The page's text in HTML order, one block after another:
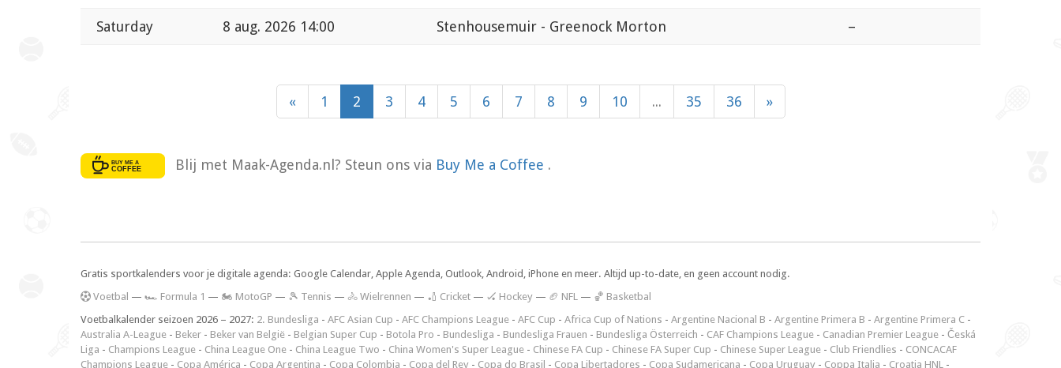
Saturday 8 aug. 2026 14:00 Stenhousemuir - Greenock Morton –
« 1 2 3 4 5 6 7 8 9 10 ... 35 36 »
Blij met Maak-Agenda.nl? Steun ons via Buy Me a Coffee .
Gratis sportkalenders voor je digitale agenda: Google Calendar, Apple Agenda, Outlook, Android, iPhone en meer. Altijd up-to-date, en geen account nodig.
Voetbal — 🏎️ Formula 1 — 🏍 MotoGP — 🎾 Tennis — 🚴 Wielrennen — 🏏 Cricket — 🏑 Hockey — 🏈 NFL — 🏀 Basketbal
Voetbalkalender seizoen 2026 – 2027: 2. Bundesliga - AFC Asian Cup - AFC Champions League - AFC Cup - Africa Cup of Nations - Argentine Nacional B - Argentine Primera B - Argentine Primera C -
Australia A-League - Beker - Beker van België - Belgian Super Cup - Botola Pro - Bundesliga - Bundesliga Frauen - Bundesliga Österreich - CAF Champions League - Canadian Premier League - Česká
Liga - Champions League - China League One - China League Two - China Women's Super League - Chinese FA Cup - Chinese FA Super Cup - Chinese Super League - Club Friendlies - CONCACAF
Champions League - Copa América - Copa Argentina - Copa Colombia - Copa del Rey - Copa do Brasil - Copa Libertadores - Copa Sudamericana - Copa Uruguay - Coppa Italia - Croatia HNL -